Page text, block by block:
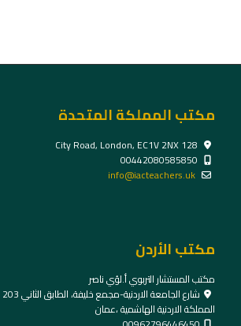
مكتب المملكة المتحدة
info@iacteachers.uk
مكتب الأردن
مكتب المستشار التربوي أ.لؤي ناصر
شارع الجامعة الاردنية-مجمع خليفة، الطابق الثاني 203
المملكة الاردنية الهاشمية ،عمان